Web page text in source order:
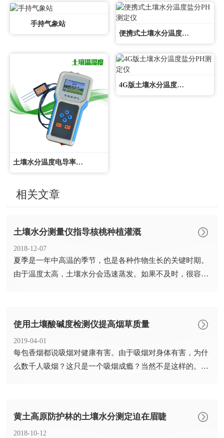
手持气象站
便携式土壤水分温度盐分PH测定仪
土壤水分温度电导率速测仪
4G版土壤水分温度盐分PH测定仪
相关文章
土壤水分测量仪指导核桃种植灌溉
2018-12-07
​夏季是一年中高温的季节，也是各种作物生长的关键时期。
由于温度太高，土壤水分会迅速蒸发。如果不及时，很容易
使用土壤酸碱度检测仪提高烟草质量
2019-04-01
​每包香烟都说吸烟对健康有害。由于吸烟对身体有害，为什
么数千人吸烟？这只是一个吸烟成瘾？当然不是这样的。如
黄土高原防护林的土壤水分测定迫在眉睫
2018-10-12